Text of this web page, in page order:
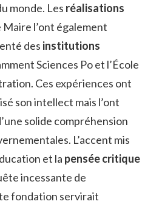
monde. Les réalisations
Maire l’ont également
des institutions
Sciences Po et l’École
Ces expériences ont
son intellect mais l’ont
solide compréhension
L’accent mis
et la pensée critique
incessante de
fondation servirait